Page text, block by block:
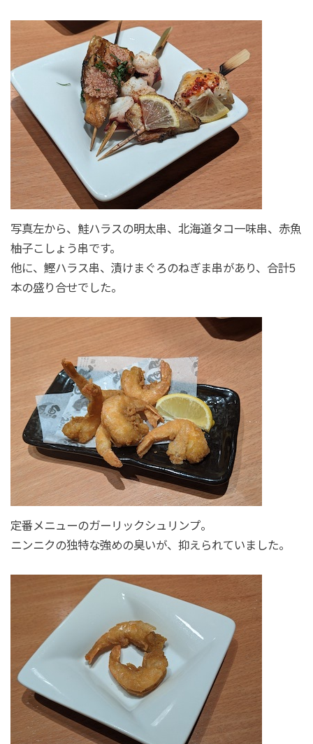
写真左から、鮭ハラスの明太串、北海道タコ一味串、赤魚
柚子こしょう串です。
他に、鰹ハラス串、漬けまぐろのねぎま串があり、合計5
本の盛り合せでした。
定番メニューのガーリックシュリンプ。
ニンニクの独特な強めの臭いが、抑えられていました。